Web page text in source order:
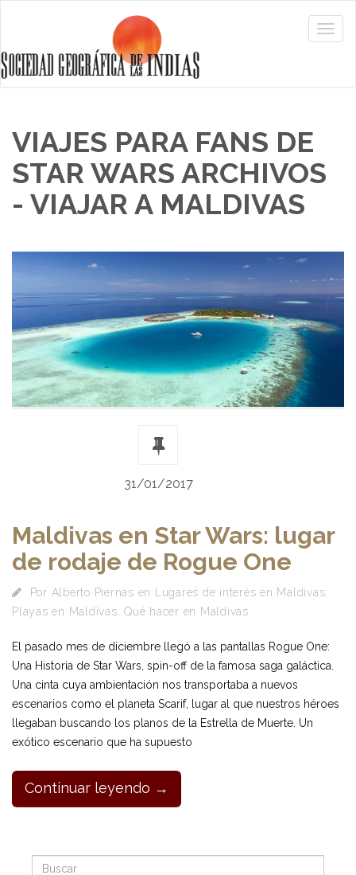
VIAJES PARA FANS DE
STAR WARS ARCHIVOS
- VIAJAR A MALDIVAS
31/01/2017
Maldivas en Star Wars: lugar
de rodaje de Rogue One
Por Alberto Piernas en Lugares de interés en Maldivas
Playas en Maldivas Qué hacer en Maldivas
El pasado mes de diciembre llegó a las pantallas Rogue One:
Una Historia de Star Wars, spin-off de la famosa saga galáctica.
Una cinta cuya ambientación nos transportaba a nuevos
escenarios como el planeta Scarif, lugar al que nuestros héroes
llegaban buscando los planos de la Estrella de Muerte. Un
exótico escenario que ha supuesto
Continuar leyendo →